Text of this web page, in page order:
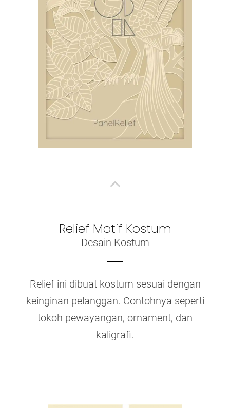
Relief Motif Kostum
Desain Kostum
Relief ini dibuat kostum sesuai dengan
keinginan pelanggan. Contohnya seperti
tokoh pewayangan, ornament, dan
kaligrafi.